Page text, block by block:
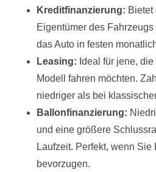
Kreditfinanzierung: Bietet
Eigentümer des
das Auto in festen
Leasing: Ideal für jene,
Modell fahren möchten.
niedriger als bei
Ballonfinanzierung:
und eine größere
Laufzeit. Perfekt, wenn
bevorzugen.